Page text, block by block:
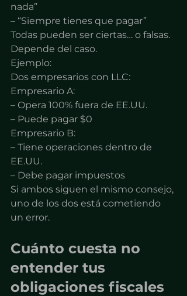
nada”
– “Siempre tienes que pagar”
Todas pueden ser ciertas… o falsas.
Depende del caso.
Ejemplo:
Dos empresarios con LLC:
Empresario A:
– Opera 100% fuera de EE.UU.
– Puede pagar $0
Empresario B:
– Tiene operaciones dentro de
EE.UU.
– Debe pagar impuestos
Si ambos siguen el mismo consejo,
uno de los dos está cometiendo
un error.
Cuánto cuesta no
entender tus
obligaciones fiscales